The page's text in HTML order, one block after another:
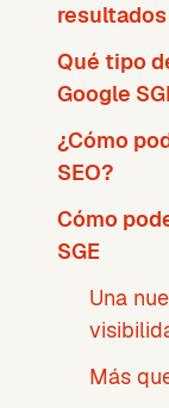
Qué tipo
Google
¿Cómo
SEO?
Cómo
SGE
Una
Más